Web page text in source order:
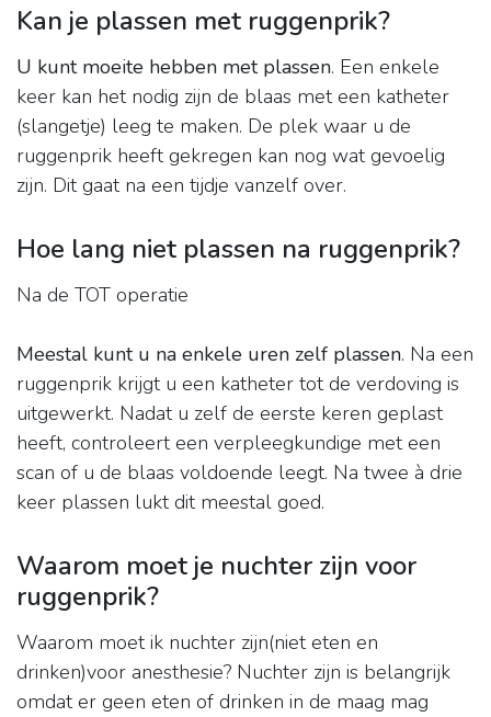
Kan je plassen met ruggenprik?
U kunt moeite hebben met plassen. Een enkele
keer kan het nodig zijn de blaas met een katheter
(slangetje) leeg te maken. De plek waar u de
ruggenprik heeft gekregen kan nog wat gevoelig
zijn. Dit gaat na een tijdje vanzelf over.
Hoe lang niet plassen na ruggenprik?
Na de TOT operatie
Meestal kunt u na enkele uren zelf plassen. Na een
ruggenprik krijgt u een katheter tot de verdoving is
uitgewerkt. Nadat u zelf de eerste keren geplast
heeft, controleert een verpleegkundige met een
scan of u de blaas voldoende leegt. Na twee à drie
keer plassen lukt dit meestal goed.
Waarom moet je nuchter zijn voor
ruggenprik?
Waarom moet ik nuchter zijn(niet eten en
drinken)voor anesthesie? Nuchter zijn is belangrijk
omdat er geen eten of drinken in de maag mag